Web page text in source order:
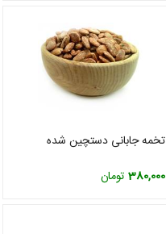
تخمه جابانی دستچین شده
380,000 تومان